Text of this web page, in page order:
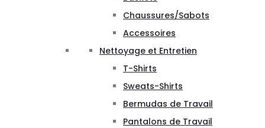
Chaussures/Sabots
Accessoires
Nettoyage et Entretien
T-Shirts
Sweats-Shirts
Bermudas de Travail
Pantalons de Travail